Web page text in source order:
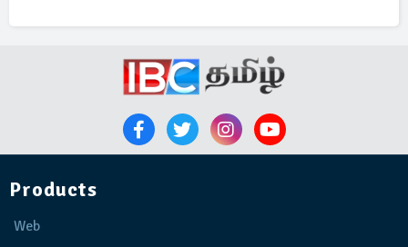
Products
Web